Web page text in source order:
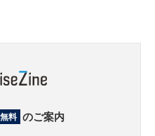
無料 のご案内